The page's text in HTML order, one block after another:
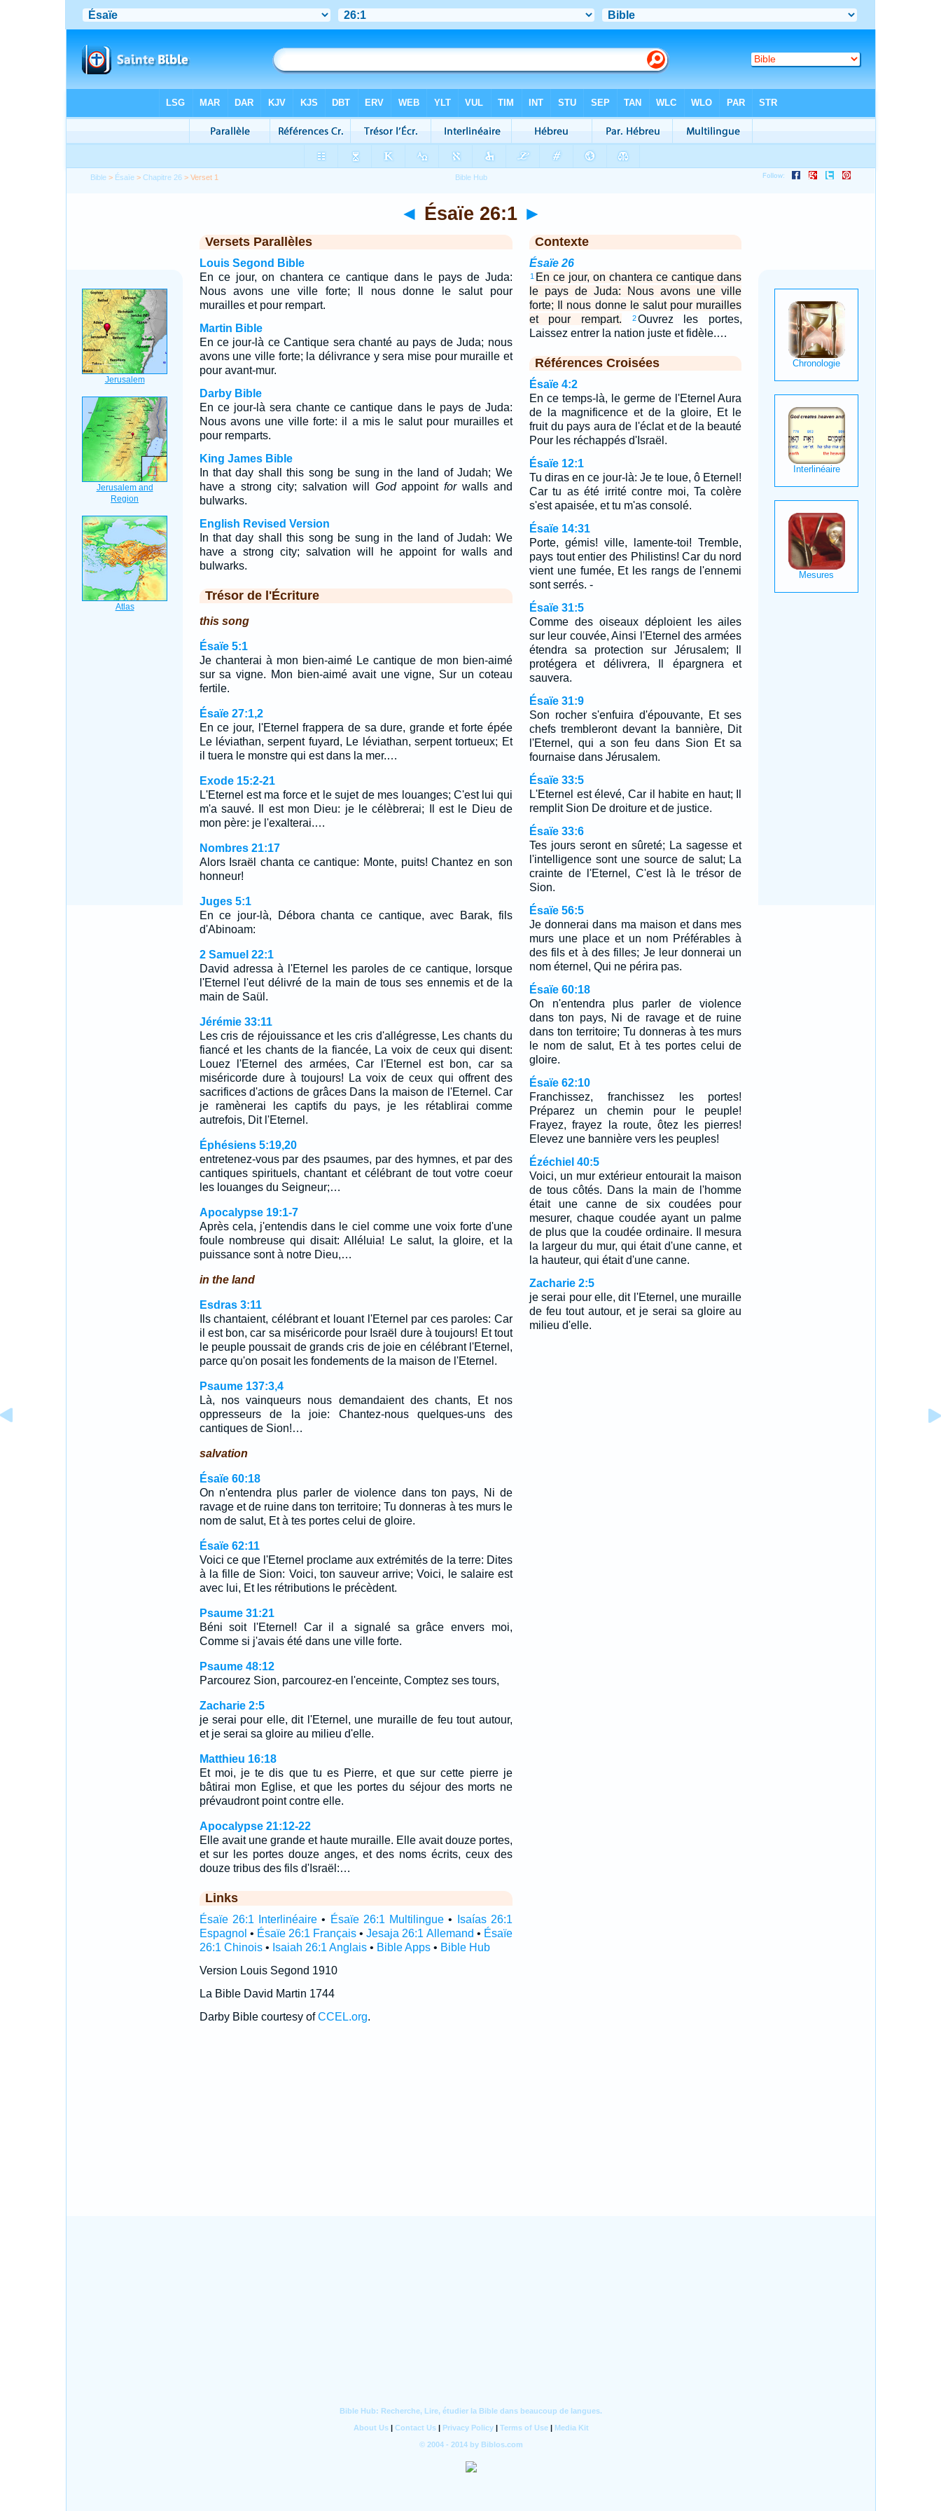
Bible > Ésaïe >Chapitre 26 > Verset 1
◄ Ésaïe 26:1 ►
Versets Parallèles
Louis Segond Bible
En ce jour, on chantera ce cantique dans le pays de Juda:
Nous avons une ville forte; Il nous donne le salut pour
murailles et pour rempart.
Martin Bible
En ce jour-là ce Cantique sera chanté au pays de Juda; nous
avons une ville forte; la délivrance y sera mise pour muraille et
pour avant-mur.
Darby Bible
En ce jour-là sera chante ce cantique dans le pays de Juda:
Nous avons une ville forte: il a mis le salut pour murailles et
pour remparts.
King James Bible
In that day shall this song be sung in the land of Judah; We
have a strong city; salvation will Godappointforwalls and
bulwarks.
English Revised Version
In that day shall this song be sung in the land of Judah: We
have a strong city; salvation will he appoint for walls and
bulwarks.
Trésor de l'Écriture
this song
Ésaïe 5:1
Je chanterai à mon bien-aimé Le cantique de mon bien-aimé
sur sa vigne. Mon bien-aimé avait une vigne, Sur un coteau
fertile.
Ésaïe 27:1,2
En ce jour, l'Eternel frappera de sa dure, grande et forte épée
Le léviathan, serpent fuyard, Le léviathan, serpent tortueux; Et
il tuera le monstre qui est dans la mer.…
Exode 15:2-21
L'Eternel est ma force et le sujet de mes louanges; C'est lui qui
m'a sauvé. Il est mon Dieu: je le célèbrerai; Il est le Dieu de
mon père: je l'exalterai.…
Nombres 21:17
Alors Israël chanta ce cantique: Monte, puits! Chantez en son
honneur!
Juges 5:1
En ce jour-là, Débora chanta ce cantique, avec Barak, fils
d'Abinoam:
2 Samuel 22:1
David adressa à l'Eternel les paroles de ce cantique, lorsque
l'Eternel l'eut délivré de la main de tous ses ennemis et de la
main de Saül.
Jérémie 33:11
Les cris de réjouissance et les cris d'allégresse, Les chants du
fiancé et les chants de la fiancée, La voix de ceux qui disent:
Louez l'Eternel des armées, Car l'Eternel est bon, car sa
miséricorde dure à toujours! La voix de ceux qui offrent des
sacrifices d'actions de grâces Dans la maison de l'Eternel. Car
je ramènerai les captifs du pays, je les rétablirai comme
autrefois, Dit l'Eternel.
Éphésiens 5:19,20
entretenez-vous par des psaumes, par des hymnes, et par des
cantiques spirituels, chantant et célébrant de tout votre coeur
les louanges du Seigneur;…
Apocalypse 19:1-7
Après cela, j'entendis dans le ciel comme une voix forte d'une
foule nombreuse qui disait: Alléluia! Le salut, la gloire, et la
puissance sont à notre Dieu,…
in the land
Esdras 3:11
Ils chantaient, célébrant et louant l'Eternel par ces paroles: Car
il est bon, car sa miséricorde pour Israël dure à toujours! Et tout
le peuple poussait de grands cris de joie en célébrant l'Eternel,
parce qu'on posait les fondements de la maison de l'Eternel.
Psaume 137:3,4
Là, nos vainqueurs nous demandaient des chants, Et nos
oppresseurs de la joie: Chantez-nous quelques-uns des
cantiques de Sion!…
salvation
Ésaïe 60:18
On n'entendra plus parler de violence dans ton pays, Ni de
ravage et de ruine dans ton territoire; Tu donneras à tes murs le
nom de salut, Et à tes portes celui de gloire.
Ésaïe 62:11
Voici ce que l'Eternel proclame aux extrémités de la terre: Dites
à la fille de Sion: Voici, ton sauveur arrive; Voici, le salaire est
avec lui, Et les rétributions le précèdent.
Psaume 31:21
Béni soit l'Eternel! Car il a signalé sa grâce envers moi,
Comme si j'avais été dans une ville forte.
Psaume 48:12
Parcourez Sion, parcourez-en l'enceinte, Comptez ses tours,
Zacharie 2:5
je serai pour elle, dit l'Eternel, une muraille de feu tout autour,
et je serai sa gloire au milieu d'elle.
Matthieu 16:18
Et moi, je te dis que tu es Pierre, et que sur cette pierre je
bâtirai mon Eglise, et que les portes du séjour des morts ne
prévaudront point contre elle.
Apocalypse 21:12-22
Elle avait une grande et haute muraille. Elle avait douze portes,
et sur les portes douze anges, et des noms écrits, ceux des
douze tribus des fils d'Israël:…
Links
Ésaïe 26:1 Interlinéaire • Ésaïe 26:1 Multilingue •
Isaías 26:1
Espagnol • Ésaïe 26:1 Français •Jesaja 26:1 Allemand • Ésaïe
26:1 Chinois• Isaiah 26:1 Anglais• Bible Apps• Bible Hub
Version Louis Segond 1910
La Bible David Martin 1744
Darby Bible courtesy ofCCEL.org.
Contexte
Ésaïe 26
1 En ce jour, on chantera ce cantique dans
le pays de Juda: Nous avons une ville
forte; Il nous donne le salut pour murailles
et pour rempart.
2Ouvrez les portes,
Laissez entrer la nation juste et fidèle.…
Références Croisées
Ésaïe 4:2
En ce temps-là, le germe de l'Eternel Aura
de la magnificence et de la gloire, Et le
fruit du pays aura de l'éclat et de la beauté
Pour les réchappés d'Israël.
Ésaïe 12:1
Tu diras en ce jour-là: Je te loue, ô Eternel!
Car tu as été irrité contre moi, Ta colère
s'est apaisée, et tu m'as consolé.
Ésaïe 14:31
Porte, gémis! ville, lamente-toi! Tremble,
pays tout entier des Philistins! Car du nord
vient une fumée, Et les rangs de l'ennemi
sont serrés. -
Ésaïe 31:5
Comme des oiseaux déploient les ailes
sur leur couvée, Ainsi l'Eternel des armées
étendra sa protection sur Jérusalem; Il
protégera et délivrera, Il épargnera et
sauvera.
Ésaïe 31:9
Son rocher s'enfuira d'épouvante, Et ses
chefs trembleront devant la bannière, Dit
l'Eternel, qui a son feu dans Sion Et sa
fournaise dans Jérusalem.
Ésaïe 33:5
L'Eternel est élevé, Car il habite en haut; Il
remplit Sion De droiture et de justice.
Ésaïe 33:6
Tes jours seront en sûreté; La sagesse et
l'intelligence sont une source de salut; La
crainte de l'Eternel, C'est là le trésor de
Sion.
Ésaïe 56:5
Je donnerai dans ma maison et dans mes
murs une place et un nom Préférables à
des fils et à des filles; Je leur donnerai un
nom éternel, Qui ne périra pas.
Ésaïe 60:18
On n'entendra plus parler de violence
dans ton pays, Ni de ravage et de ruine
dans ton territoire; Tu donneras à tes murs
le nom de salut, Et à tes portes celui de
gloire.
Ésaïe 62:10
Franchissez, franchissez les portes!
Préparez un chemin pour le peuple!
Frayez, frayez la route, ôtez les pierres!
Elevez une bannière vers les peuples!
Ézéchiel 40:5
Voici, un mur extérieur entourait la maison
de tous côtés. Dans la main de l'homme
était une canne de six coudées pour
mesurer, chaque coudée ayant un palme
de plus que la coudée ordinaire. Il mesura
la largeur du mur, qui était d'une canne, et
la hauteur, qui était d'une canne.
Zacharie 2:5
je serai pour elle, dit l'Eternel, une muraille
de feu tout autour, et je serai sa gloire au
milieu d'elle.